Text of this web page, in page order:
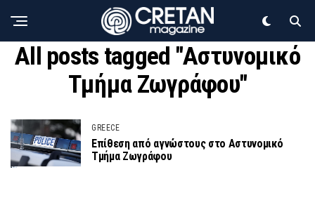
All posts tagged "Αστυνομικό
Τμήμα Ζωγράφου"
GREECE
Επίθεση από αγνώστους στο Αστυνομικό
Τμήμα Ζωγράφου